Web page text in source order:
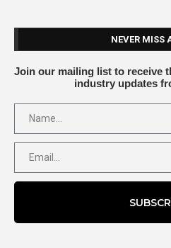
NEVER MISS
Join our mailing list to receive
industry updates